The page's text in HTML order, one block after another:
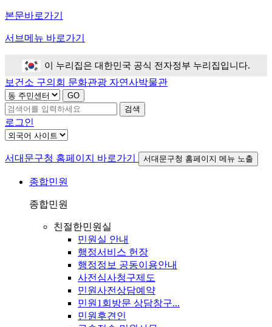
본문바로가기
서브메뉴 바로가기
이 누리집은 대한민국 공식 전자정부 누리집입니다.
보건소 구의회 문화관광 자연사박물관
검색
로그인
서대문구청 홈페이지 바로가기 서대문구청 홈페이지 메뉴 노출
종합민원
종합민원
친절한민원실
민원실 안내
행정서비스 헌장
행정정보 공동이용안내
사전심사청구제도
민원사전상담예약
민원1회방문 상담창구...
민원후견인